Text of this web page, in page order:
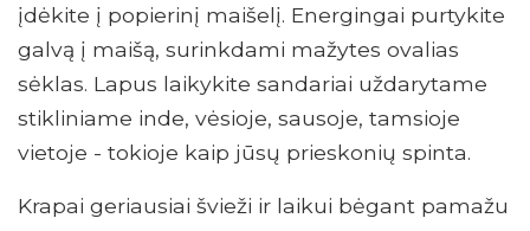
įdėkite į popierinį maišelį. Energingai purtykite
galvą į maišą, surinkdami mažytes ovalias
sėklas. Lapus laikykite sandariai uždarytame
stikliniame inde, vėsioje, sausoje, tamsioje
vietoje - tokioje kaip jūsų prieskonių spinta.
Krapai geriausiai švieži ir laikui bėgant pamažu